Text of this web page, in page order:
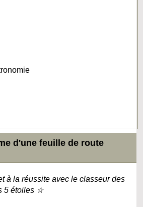
d'une feuille de route
à la réussite avec le classeur des
5 étoiles ☆